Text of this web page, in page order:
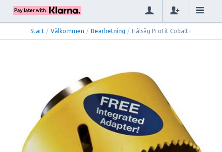
Start / Välkommen / Bearbetning / Hålsåg ProFit Cobalt+